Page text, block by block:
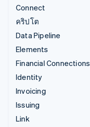
Connect
คริปโต
Data Pipeline
Elements
Financial Connections
Identity
Invoicing
Issuing
Link